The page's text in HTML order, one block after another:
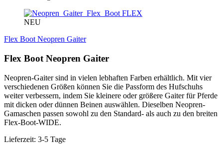
FLEX
NEU
Flex Boot Neopren Gaiter
Flex Boot Neopren Gaiter
Neopren-Gaiter sind in vielen lebhaften Farben erhältlich. Mit vier
verschiedenen Größen können Sie die Passform des Hufschuhs
weiter verbessern, indem Sie kleinere oder größere Gaiter für Pferde
mit dicken oder dünnen Beinen auswählen. Dieselben Neopren-
Gamaschen passen sowohl zu den Standard- als auch zu den breiten
Flex-Boot-WIDE.
Lieferzeit: 3-5 Tage